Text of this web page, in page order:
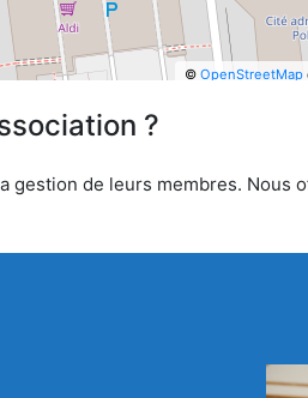
© OpenStreetMap
?
gestion de leurs membres.